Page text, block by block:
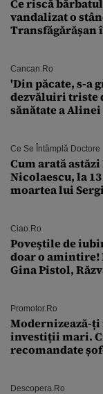
Ce riscă
vandalizat o
Transfăgărășan
Cancan.ro
'Din păcate, s-a gravat'.
dezvăluiri triste
sănătate a Alinei
Ce Se Întâmplă Doctore
Cum arată astăzi
Nicolaescu, la
moartea lui
Ciao.ro
Poveştile de
doar o
Gina Pistol,
Promotor.ro
Modernizează-ți
investiții mari.
recomandate
Descopera.ro